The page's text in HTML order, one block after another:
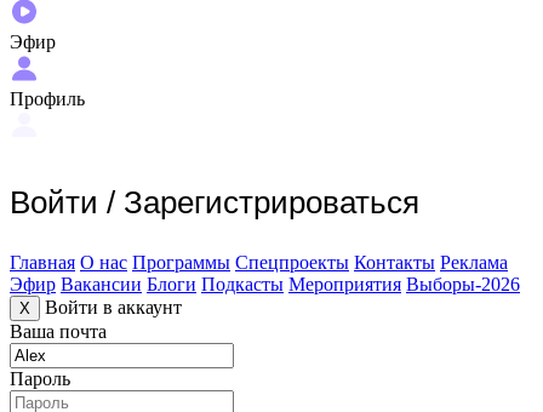
Эфир
Профиль
Войти / Зарегистрироваться
Главная О нас Программы Спецпроекты Контакты Реклама
Эфир Вакансии Блоги Подкасты Мероприятия Выборы-2026
X
Войти в аккаунт
Ваша почта
Пароль